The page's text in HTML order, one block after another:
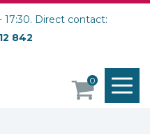
17:30. Direct contact:
842
0